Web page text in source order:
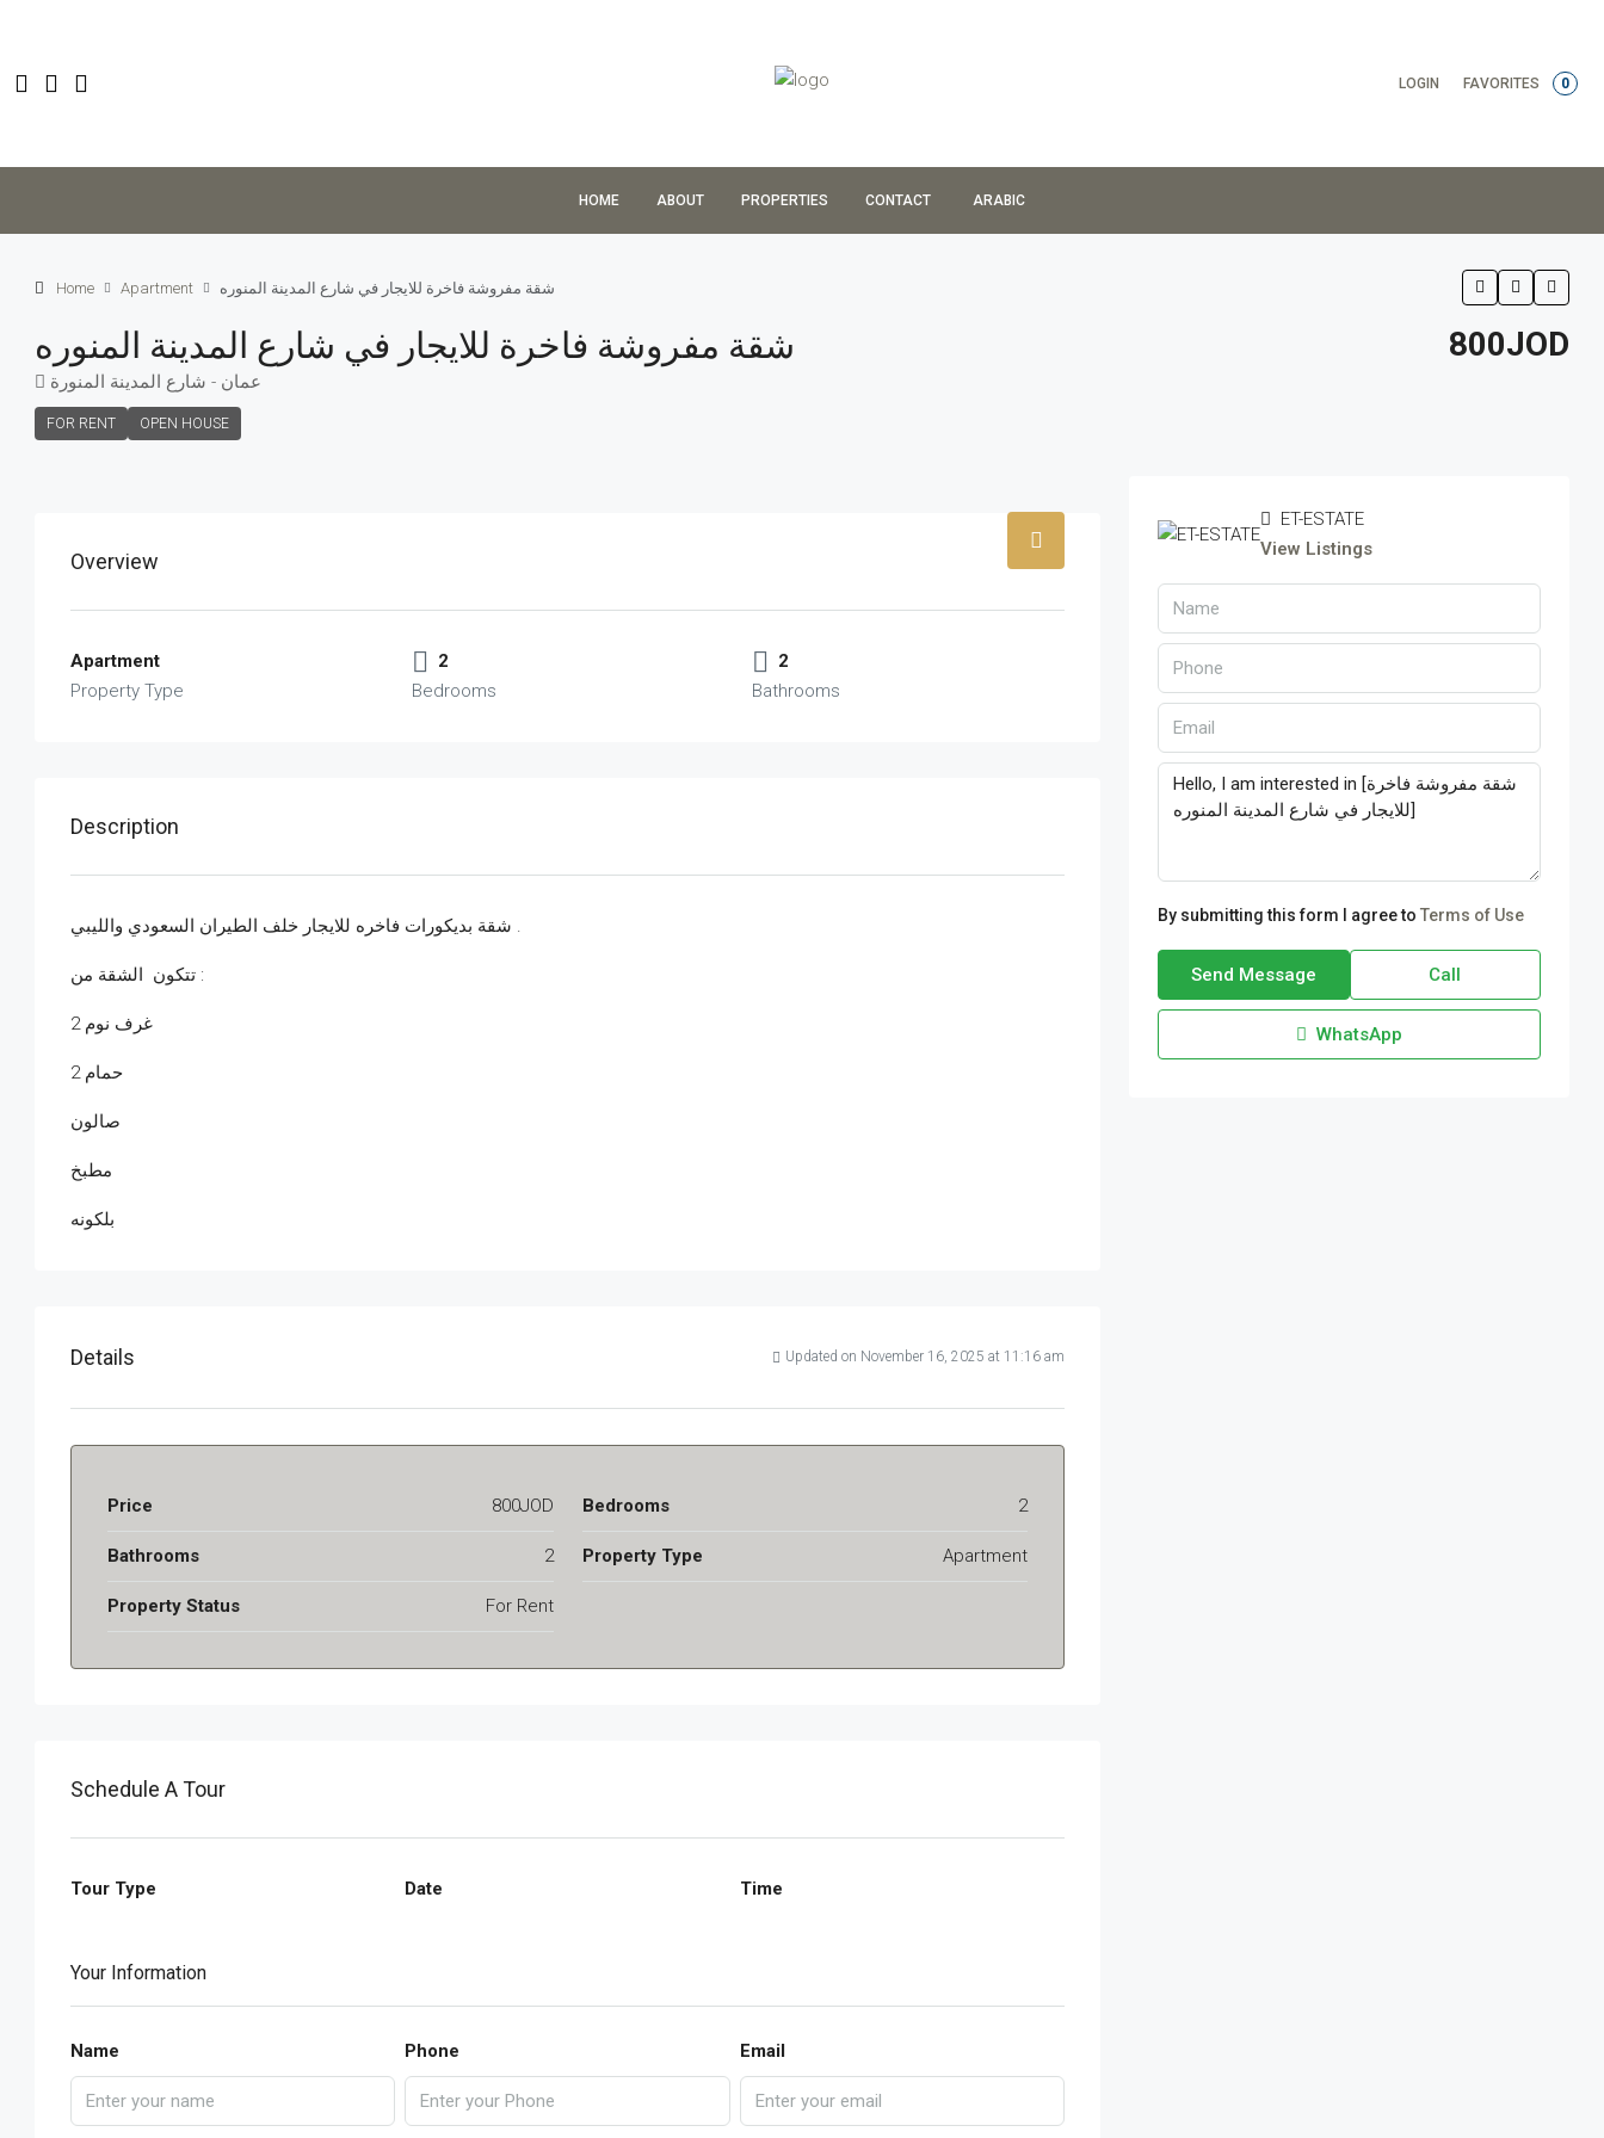
LOGIN FAVORITES 0
HOME ABOUT PROPERTIES CONTACT ARABIC
Home Apartment شقة مفروشة فاخرة للايجار في شارع المدينة المنوره
شقة مفروشة فاخرة للايجار في شارع المدينة المنوره
عمان - شارع المدينة المنورة
FOR RENT OPEN HOUSE
800JOD
Overview
Apartment
Property Type
2
Bedrooms
2
Bathrooms
Description
شقة بديكورات فاخره للايجار خلف الطيران السعودي والليبي .
تتكون الشقة من :
2 غرف نوم
2 حمام
صالون
مطبخ
بلكونه
Details Updated on November 16, 2025 at 11:16 am
Price 800JOD Bedrooms 2
Bathrooms 2 Property Type Apartment
Property Status For Rent
Schedule A Tour
Tour Type Date Time
Your Information
Name Phone Email
ET-ESTATE
View Listings
By submitting this form I agree to Terms of Use
Send Message Call
WhatsApp